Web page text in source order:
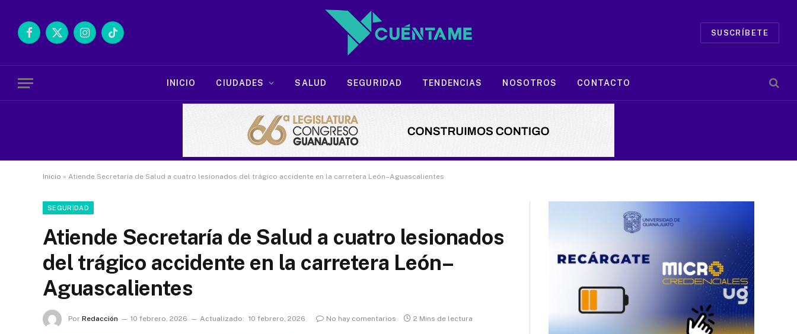
Facebook
X
InstagramTikTok
SUSCRÍBETE
INICIO CIUDADES SALUD SEGURIDAD TENDENCIAS NOSOTROS CONTACTO
Inicio » Atiende Secretaría de Salud a cuatro lesionados del trágico accidente en la carretera León–Aguascalientes
SEGURIDAD
Atiende Secretaría de Salud a cuatro lesionados
del trágico accidente en la carretera León–
Aguascalientes
Por Redacción 10 febrero, 2026 Actualizado: 10 febrero, 2026 No hay comentarios 2 Mins de lectura